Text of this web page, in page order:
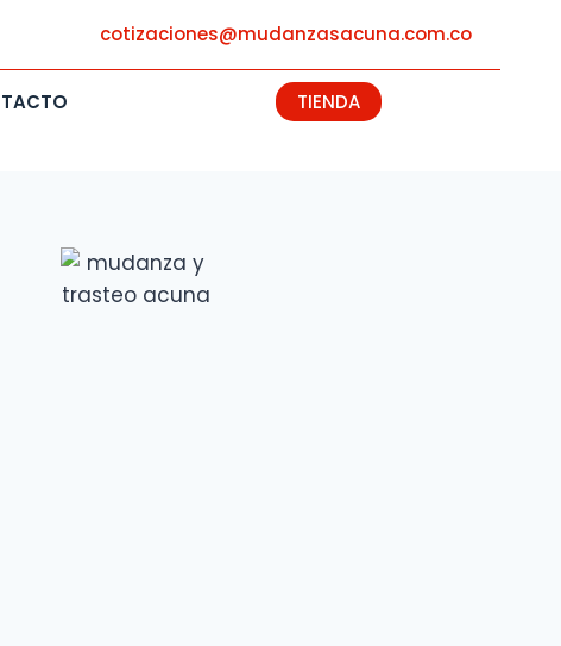
cotizaciones@mudanzasacuna.com.co
TIENDA